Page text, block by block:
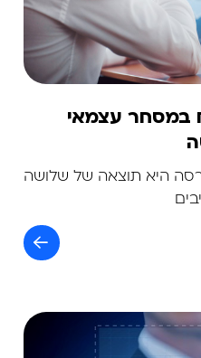
במסחר עצמאי
היא תוצאה של שלושה